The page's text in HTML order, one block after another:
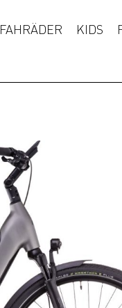
FAHRÄDER KIDS